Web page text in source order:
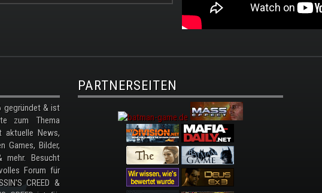
gegründet & ist
zum Thema
aktuelle News,
Games, Bilder,
mehr. Besucht
Forum für
CREED &
PARTNERSEITEN